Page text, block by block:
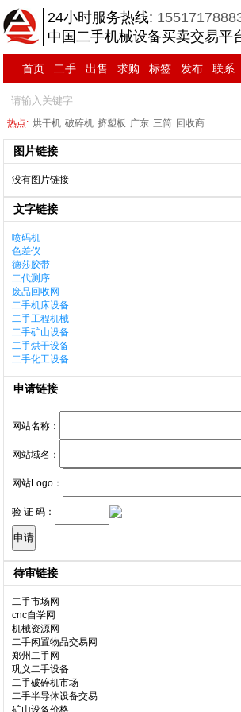
24小时服务热线:
中国二手机械设备买卖交易平
首页 二手 出售 求购 标签 发布 联系
热点: 烘干机 破碎机 挤塑板 广东 三筒 回收商
图片链接
没有图片链接
文字链接
喷码机
色差仪
德莎胶带
二代测序
废品回收网
二手机床设备
二手工程机械
二手矿山设备
二手烘干设备
二手化工设备
申请链接
网站名称：
网站域名：
网站Logo：
验 证 码：
待审链接
二手市场网
cnc自学网
机械资源网
二手闲置物品交易网
郑州二手网
巩义二手设备
二手破碎机市场
二手半导体设备交易
矿山设备价格